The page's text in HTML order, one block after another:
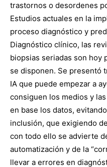
trastornos o desordenes
Estudios actuales en la
proceso diagnóstico y
Diagnóstico clínico, las
biopsias seriadas son hoy
se disponen. Se presentó
IA que puede empezar a
consiguen los medios y
en base los datos,
inclusión, que exigiendo
con todo ello se advierte
automatización y de la
llevar a errores en